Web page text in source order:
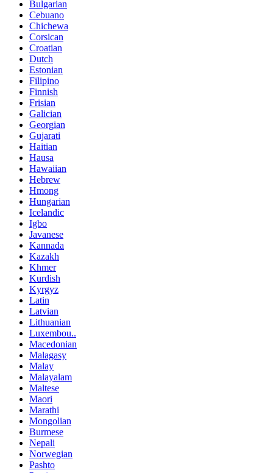
Bulgarian
Cebuano
Chichewa
Corsican
Croatian
Dutch
Estonian
Filipino
Finnish
Frisian
Galician
Georgian
Gujarati
Haitian
Hausa
Hawaiian
Hebrew
Hmong
Hungarian
Icelandic
Igbo
Javanese
Kannada
Kazakh
Khmer
Kurdish
Kyrgyz
Latin
Latvian
Lithuanian
Luxembou..
Macedonian
Malagasy
Malay
Malayalam
Maltese
Maori
Marathi
Mongolian
Burmese
Nepali
Norwegian
Pashto